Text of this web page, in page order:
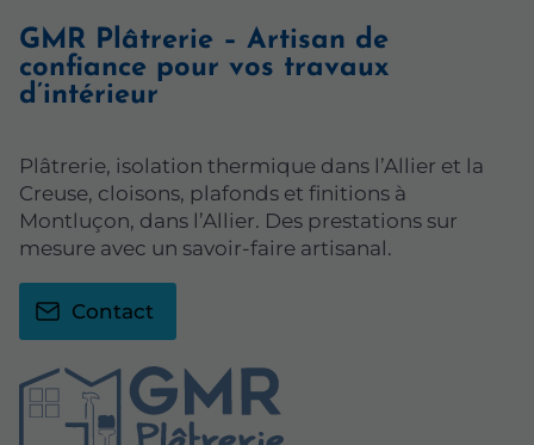
GMR Plâtrerie – Artisan de
confiance pour vos travaux
d’intérieur
Plâtrerie, isolation thermique dans l’Allier et la
Creuse, cloisons, plafonds et finitions à
Montluçon, dans l’Allier. Des prestations sur
mesure avec un savoir-faire artisanal.
Contact